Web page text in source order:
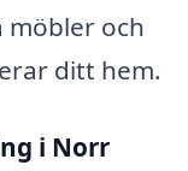
möbler och
ditt hem.
i Norr